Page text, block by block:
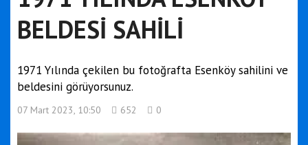
BELDESİ SAHİLİ
1971 Yılında çekilen bu fotoğrafta Esenköy sahilini ve
beldesini görüyorsunuz.
07 Mart 2023, 10:50 652 0